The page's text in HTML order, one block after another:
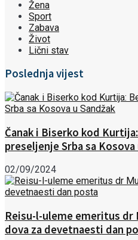
Žena
Sport
Zabava
Život
Lični stav
Poslednja vijest
Čanak i Biserko kod
preseljenje Srba sa Kosova
02/09/2024
Reisu-l-uleme emeritus dr
dova za devetnaesti dan